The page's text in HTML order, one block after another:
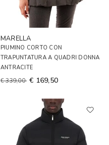
MARELLA
PIUMINO CORTO CON
TRAPUNTATURA A QUADRI DONNA
ANTRACITE
€ 339,00 € 169,50